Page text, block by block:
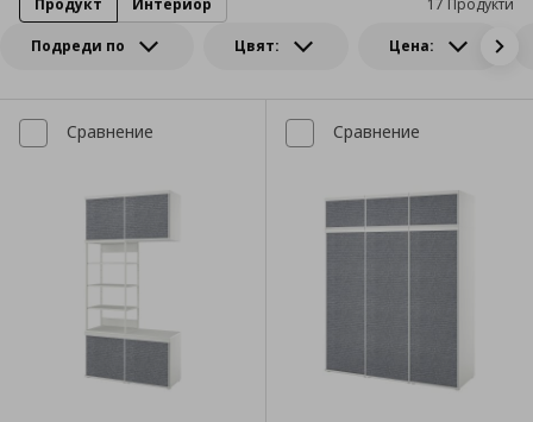
Подреди по Цвят: Цена:
17 Продукти
Продукт Интериор
Сравнение Сравнение